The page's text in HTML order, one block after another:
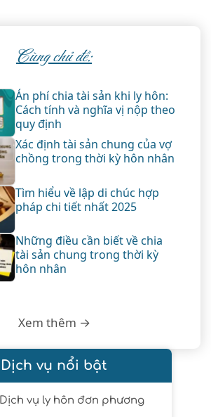
Cùng chủ đề:
Án phí chia tài sản khi ly hôn:
Cách tính và nghĩa vị nộp theo
quy định
Xác định tài sản chung của vợ
chồng trong thời kỳ hôn nhân
Tìm hiểu về lập di chúc hợp
pháp chi tiết nhất 2025
Những điều cần biết về chia
tài sản chung trong thời kỳ
hôn nhân
Xem thêm →
Dịch vụ nổi bật
Dịch vụ ly hôn đơn phương